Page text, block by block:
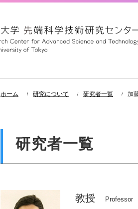
ホーム 研究について 研究者一覧 加
研究者一覧
教授 Professor